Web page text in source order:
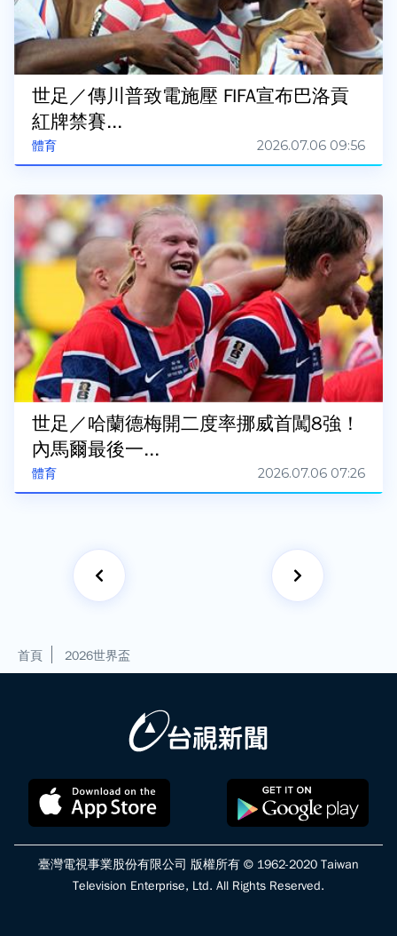
體育
世足／傳川普致電施壓 FIFA宣布巴洛貢
紅牌禁賽...
2026.07.06 09:56
體育
世足／哈蘭德梅開二度率挪威首闖8強！
內馬爾最後一...
2026.07.06 07:26
首頁 2026世界盃
臺灣電視事業股份有限公司 版權所有 © 1962-2020 Taiwan
Television Enterprise, Ltd. All Rights Reserved.